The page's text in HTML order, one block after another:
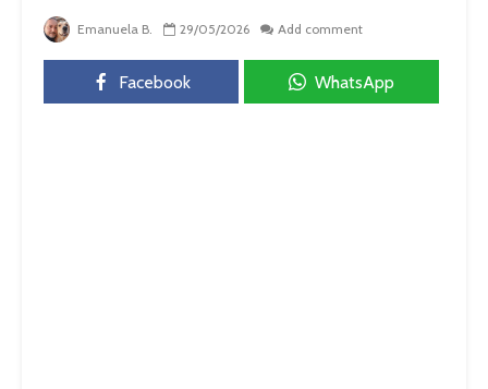
Emanuela B. 29/05/2026 Add comment
Facebook WhatsApp